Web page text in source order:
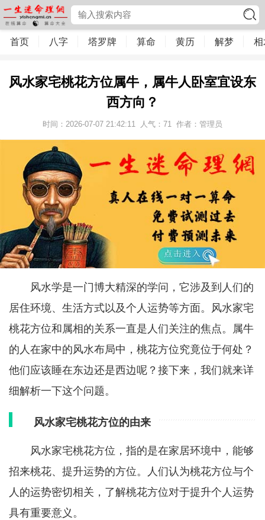
首页 八字 塔罗牌 算命 黄历 解梦 相
风水家宅桃花方位属牛，属牛人卧室宜设东
西方向？
时间：2026-07-07 21:42:11 人气： 71 作者：管理员
风水学是一门博大精深的学问，它涉及到人们的
居住环境、生活方式以及个人运势等方面。风水家宅
桃花方位和属相的关系一直是人们关注的焦点。属牛
的人在家中的风水布局中，桃花方位究竟位于何处？
他们应该睡在东边还是西边呢？接下来，我们就来详
细解析一下这个问题。
风水家宅桃花方位的由来
风水家宅桃花方位，指的是在家居环境中，能够
招来桃花、提升运势的方位。人们认为桃花方位与个
人的运势密切相关，了解桃花方位对于提升个人运势
具有重要意义。